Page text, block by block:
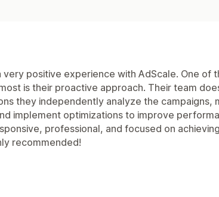
very positive experience with AdScale. One of
is their proactive approach. Their team
they independently analyze the campaigns,
implement optimizations to improve
professional, and focused on
recommended!